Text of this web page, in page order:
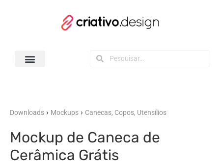
Downloads › Mockups › Canecas, Copos, Utensílios
Mockup de Caneca de
Cerâmica Grátis